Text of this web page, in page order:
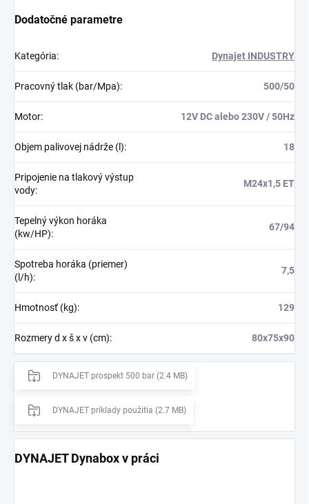
Dodatočné parametre
Kategória: Dynajet INDUSTRY
Pracovný tlak (bar/Mpa): 500/50
Motor: 12V DC alebo 230V / 50Hz
Objem palivovej nádrže (l): 18
Pripojenie na tlakový výstup
vody:
M24x1,5 ET
Tepelný výkon horáka
(kw/HP):
67/94
Spotreba horáka (priemer)
(l/h):
7,5
Hmotnosť (kg): 129
Rozmery d x š x v (cm): 80x75x90
DYNAJET prospekt 500 bar (2.4 MB)
DYNAJET príklady použitia (2.7 MB)
DYNAJET Dynabox v práci